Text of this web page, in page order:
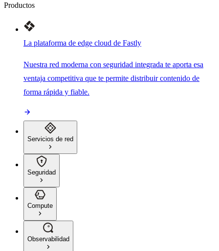
Productos
La plataforma de edge cloud de Fastly
Nuestra red moderna con seguridad integrada te aporta esa
ventaja competitiva que te permite distribuir contenido de
forma rápida y fiable.
Servicios de red
Seguridad
Compute
Observabilidad